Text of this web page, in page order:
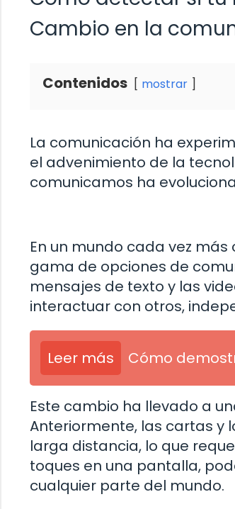
Cambio en la
Contenidos mostrar
La comunicación ha
el advenimiento de la
comunicamos ha
En un mundo cada vez
gama de opciones de
mensajes de texto y las
interactuar con otros,
Leer más Cómo
Este cambio ha llevado a
Anteriormente, las cartas y
larga distancia, lo que
toques en una pantalla,
cualquier parte del mundo.